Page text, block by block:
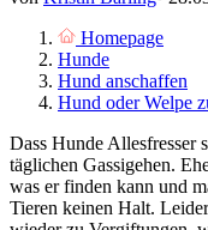
Homepage
Hunde
Hund anschaffen
Hund oder Welpe
Dass Hunde Allesfresser
täglichen Gassigehen.
was er finden kann und
Tieren keinen Halt.